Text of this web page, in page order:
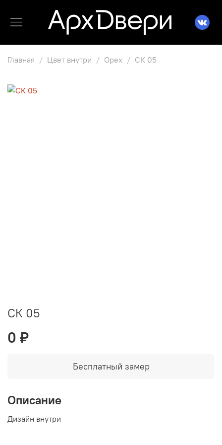
Главная Цвет внутри Орех СК 05
СК 05
0 ₽
Бесплатный замер
Описание
Дизайн внутри